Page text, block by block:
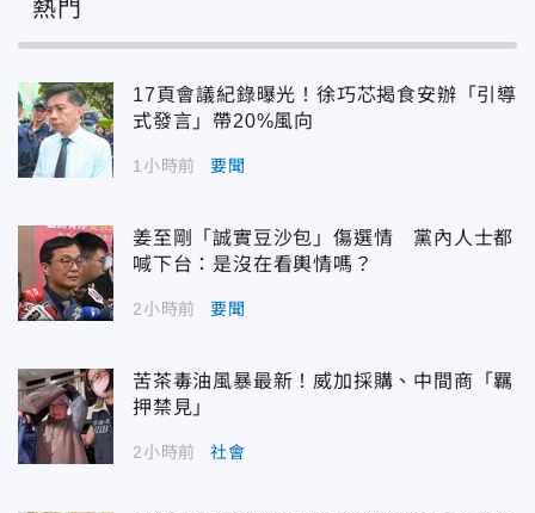
熱門
17頁會議紀錄曝光！徐巧芯揭食安辦「引導
式發言」帶20%風向
1小時前 要聞
姜至剛「誠實豆沙包」傷選情 黨內人士都
喊下台：是沒在看輿情嗎？
2小時前 要聞
苦茶毒油風暴最新！威加採購、中間商「羈
押禁見」
2小時前 社會